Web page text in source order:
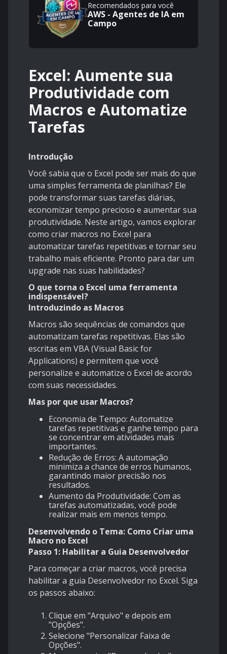
Recomendados para você
AWS - Agentes de IA em
Campo
Excel: Aumente sua
Produtividade com
Macros e Automatize
Tarefas
Introdução
Você sabia que o Excel pode ser mais do que
uma simples ferramenta de planilhas? Ele
pode transformar suas tarefas diárias,
economizar tempo precioso e aumentar sua
produtividade. Neste artigo, vamos explorar
como criar macros no Excel para
automatizar tarefas repetitivas e tornar seu
trabalho mais eficiente. Pronto para dar um
upgrade nas suas habilidades?
O que torna o Excel uma ferramenta
indispensável?
Introduzindo as Macros
Macros são sequências de comandos que
automatizam tarefas repetitivas. Elas são
escritas em VBA (Visual Basic for
Applications) e permitem que você
personalize e automatize o Excel de acordo
com suas necessidades.
Mas por que usar Macros?
Economia de Tempo: Automatize
tarefas repetitivas e ganhe tempo para
se concentrar em atividades mais
importantes.
Redução de Erros: A automação
minimiza a chance de erros humanos,
garantindo maior precisão nos
resultados.
Aumento da Produtividade: Com as
tarefas automatizadas, você pode
realizar mais em menos tempo.
Desenvolvendo o Tema: Como Criar uma
Macro no Excel
Passo 1: Habilitar a Guia Desenvolvedor
Para começar a criar macros, você precisa
habilitar a guia Desenvolvedor no Excel. Siga
os passos abaixo:
Clique em "Arquivo" e depois em
"Opções".
Selecione "Personalizar Faixa de
Opções".